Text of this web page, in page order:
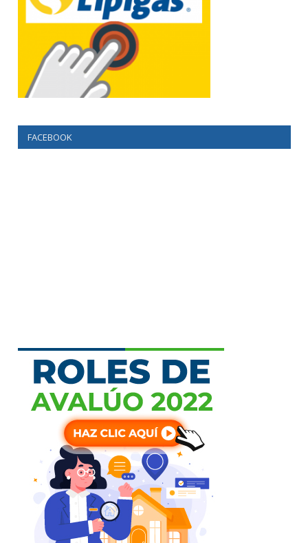
FACEBOOK